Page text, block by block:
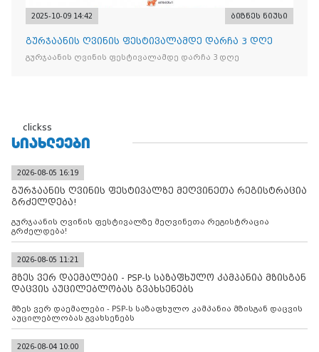
2025-10-09 14:42 ბიზნეს ნიუსი
გურჯაანის ღვინის ფესტივალამდე დარჩა 3 დღე
გურჯაანის ღვინის ფესტივალამდე დარჩა 3 დღე
clickss
ᲡᲘᲐᲮᲚᲔᲔᲑᲘ
2026-08-05 16:19
გურჯაანის ღვინის ფესტივალზე მეღვინეთა რეგისტრაცია
გრძელდება!
გურჯაანის ღვინის ფესტივალზე მეღვინეთა რეგისტრაცია
გრძელდება!
2026-08-05 11:21
მზეს ვერ დაემალები - PSP-ს საზაფხულო კამპანია მზისგან
დაცვის აუცილებლობას გვახსენებს
მზეს ვერ დაემალები - PSP-ს საზაფხულო კამპანია მზისგან დაცვის
აუცილებლობას გვახსენებს
2026-08-04 10:00